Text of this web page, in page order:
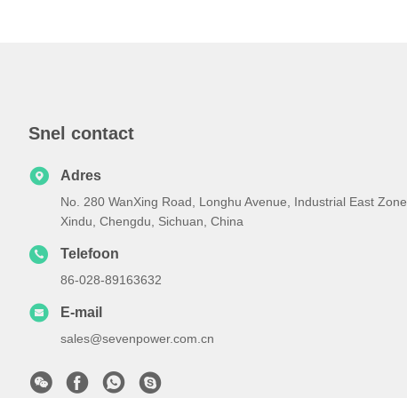
Snel contact
Adres
No. 280 WanXing Road, Longhu Avenue, Industrial East Zone,
Xindu, Chengdu, Sichuan, China
Telefoon
86-028-89163632
E-mail
sales@sevenpower.com.cn